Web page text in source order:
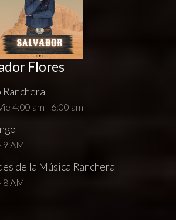
Flores
Ranchera
4:00 am - 6:00 am
9 AM
de la Música Ranchera
8 AM